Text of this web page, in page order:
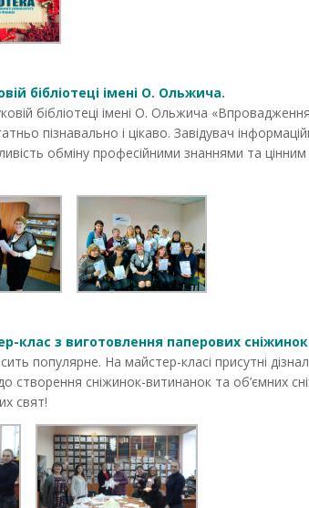
бібліотеці імені О. Ольжича.
бібліотеці імені О. Ольжича «Впровадження
пізнавально і цікаво. Завідувач
обміну професійними знаннями та цінним
клас з виготовлення паперових
популярне. На майстер-класі присутні
створення сніжинок-витинанок та об’ємних
свят!